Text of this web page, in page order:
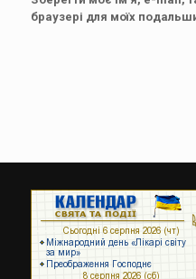
браузері для моїх